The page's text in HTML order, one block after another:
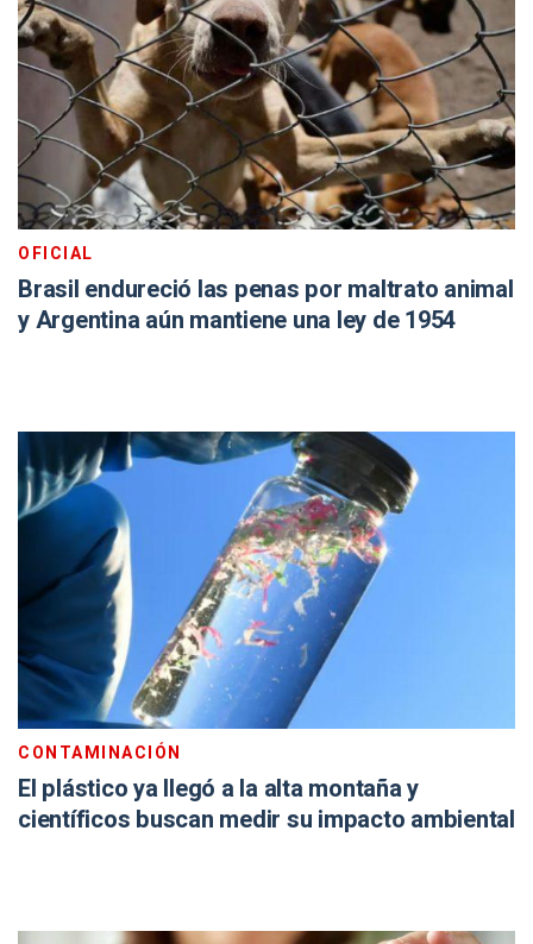
OFICIAL
Brasil endureció las penas por maltrato animal
y Argentina aún mantiene una ley de 1954
CONTAMINACIÓN
El plástico ya llegó a la alta montaña y
científicos buscan medir su impacto ambiental